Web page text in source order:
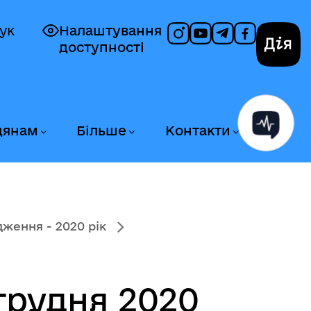
Налаштування
доступності
Більше Контакти
- 2020 рік
2020